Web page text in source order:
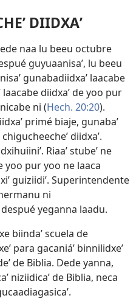
DIIDXAʼ
naa lu beeu octubre
guyuaanisaʼ, lu beeu
gunabadiidxaʼ laacabe
diidxaʼ de yoo pur
ni (Hech. 20:20).
primé biaje, gunabaʼ
diidxaʼ.
Riaaʼ stubeʼ ne
yoo pur yoo ne laaca
guiziidiʼ. Superintendente
ni
yeganna laadu.
biindaʼ scuela de
para gacaniáʼ binnilidxeʼ
de Biblia. Dede yanna,
niziidicaʼ de Biblia, neca